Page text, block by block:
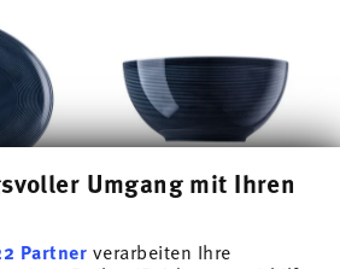
Umgang mit Ihren
Partnerverarbeiten Ihre
LOFT DEEP BLUE